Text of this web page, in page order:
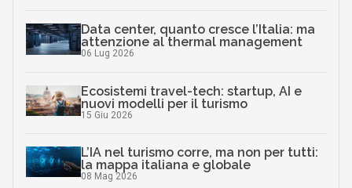
Data center, quanto cresce l’Italia: ma
attenzione al thermal management
06 Lug 2026
Ecosistemi travel-tech: startup, AI e
nuovi modelli per il turismo
15 Giu 2026
L’IA nel turismo corre, ma non per tutti:
la mappa italiana e globale
08 Mag 2026